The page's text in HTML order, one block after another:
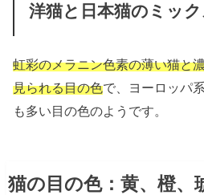
洋猫と日本猫のミッ
虹彩のメラニン色素の薄い猫と
見られる目の色で、ヨーロッパ
も多い目の色のようです。
猫の目の色：黄、橙、